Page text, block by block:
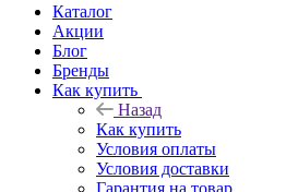
Каталог
Акции
Блог
Бренды
Как купить
Назад
Как купить
Условия оплаты
Условия доставки
Гарантия на товар